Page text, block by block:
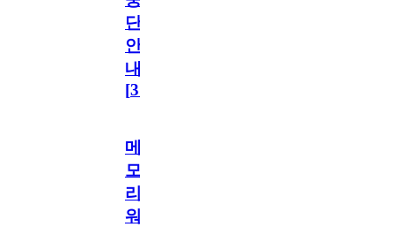
단
안
내
[31
메
모
리
워